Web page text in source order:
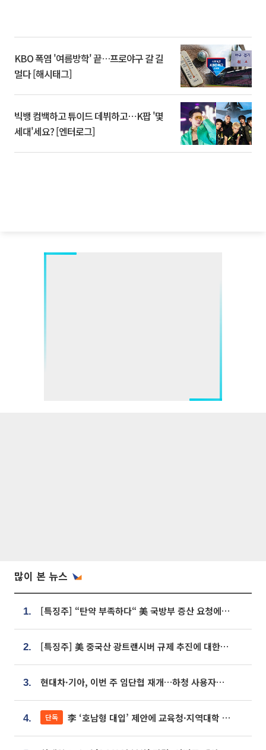
KBO 폭염 '여름방학' 끝…프로야구 갈 길
멀다 [해시태그]
빅뱅 컴백하고 튜이드 데뷔하고⋯K팝 '몇
세대'세요? [엔터로그]
많이 본 뉴스
1. [특징주] “탄약 부족하다“ 美 국방부 증산 요청에⋯국내 방산주 급등세
2. [특징주] 美 중국산 광트랜시버 규제 추진에 대한광통신 등 광통신株 강세
3. 현대차·기아, 이번 주 임단협 재개…하청 사용자성 재심도 ‘변수’
4. 단독 李 ‘호남형 대입’ 제안에 교육청·지역대학 서·논술형 입시 연계 '착수'